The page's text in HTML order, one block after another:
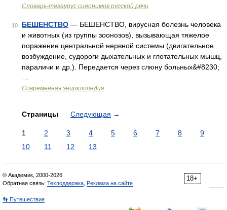
Словарь-тезаурус синонимов русской речи
10 БЕШЕНСТВО — БЕШЕНСТВО, вирусная болезнь человека
и животных (из группы зоонозов), вызывающая тяжелое
поражение центральной нервной системы (двигательное
возбуждение, судороги дыхательных и глотательных мышц,
параличи и др.). Передается через слюну больных&#8230;
Современная энциклопедия
Страницы Следующая →
1 2 3 4 5 6 7 8
9
10
11 12 13
18+
© Академик, 2000-2026
Обратная связь: Техподдержка Реклама на сайте
👣 Путешествия